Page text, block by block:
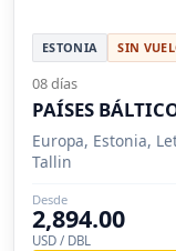
ESTONIA SIN
08 días
PAÍSES
Europa, Estonia,
Tallin
Desde
2,894.00
USD / DBL